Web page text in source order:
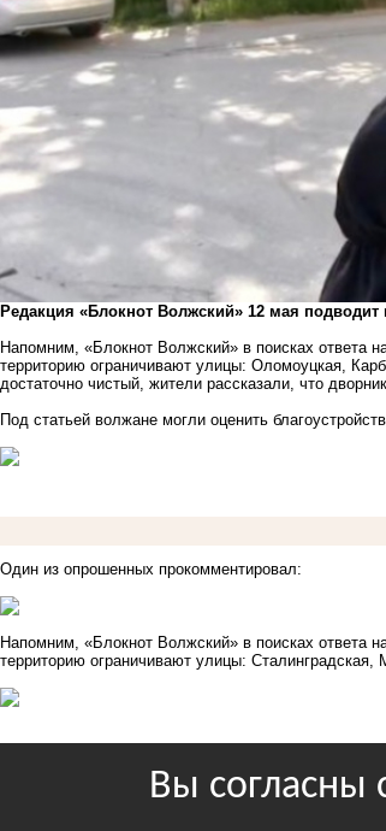
Редакция «Блокнот Волжский» 12 мая подводит
Напомним, «Блокнот Волжский» в поисках ответа
территорию ограничивают улицы: Оломоуцкая,
достаточно чистый, жители рассказали, что
Под статьей волжане могли оценить
Один из опрошенных прокомментировал:
Напомним, «Блокнот Волжский» в поисках ответа
территорию ограничивают улицы: